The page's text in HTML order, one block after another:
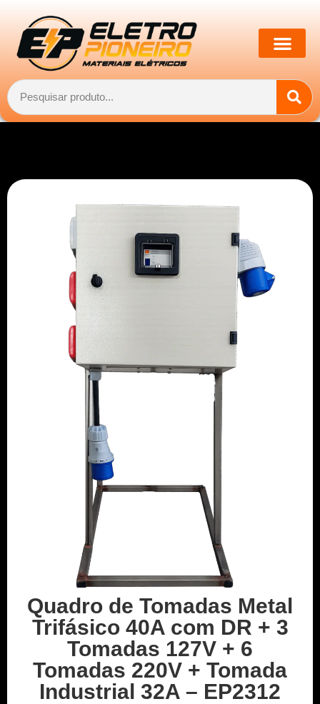
Quadro de Tomadas Metal
Trifásico 40A com DR + 3
Tomadas 127V + 6
Tomadas 220V + Tomada
Industrial 32A – EP2312